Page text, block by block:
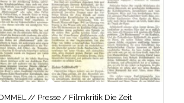
// Presse / Filmkritik Die Zeit